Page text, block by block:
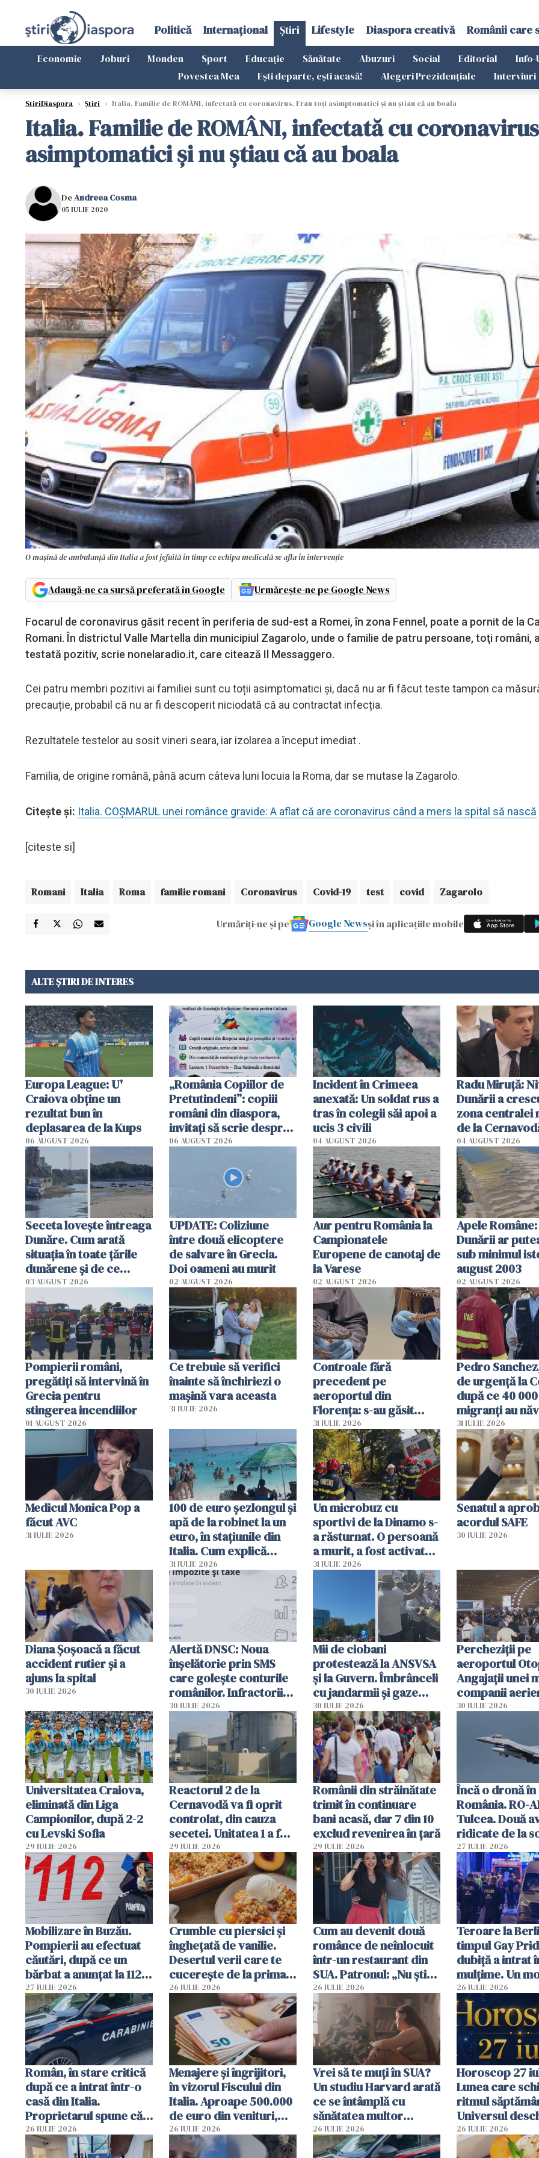
Politică Internațional Știri Lifestyle Diaspora creativă Românii care
Economie Joburi Monden Sport Educație Sănătate Abuzuri Social Editorial Info-
Povestea Mea
Ești departe, ești acasă! Alegeri Prezidențiale Interviuri
StiriDiaspora › Știri › Italia. Familie de ROMÂNI, infectată cu coronavirus. Erau toţi asimptomatici şi nu ştiau că au boala
Italia. Familie de ROMÂNI, infectată cu
asimptomatici şi nu ştiau că au boala
DeAndreea Cosma
05 IULIE 2020
O mașină de ambulanță din Italia a fost jefuită în timp ce echipa medicală se afla în intervenție
Adaugă-ne ca sursă preferată în Google Urmărește-ne pe Google News
Focarul de coronavirus găsit recent în periferia de sud-est a Romei, în zona Fennel, poate a pornit de la
Romani. În districtul Valle Martella din municipiul Zagarolo, unde o familie de patru persoane, toţi români,
testată pozitiv, scrie nonelaradio.it, care citează Il Messaggero.
Cei patru membri pozitivi ai familiei sunt cu toții asimptomatici și, dacă nu ar fi făcut teste tampon ca
precauție, probabil că nu ar fi descoperit niciodată că au contractat infecția.
Rezultatele testelor au sosit vineri seara, iar izolarea a început imediat .
Familia, de origine română, până acum câteva luni locuia la Roma, dar se mutase la Zagarolo.
Citeşte şi: Italia. COŞMARUL unei românce gravide: A aflat că are coronavirus când a mers la spital să nască
[citeste si]
Romani Italia Roma familie romani Coronavirus Covid-19 test covid Zagarolo
Urmăriți-ne și pe Google Newsși în aplicațiile mobile
ALTE ȘTIRI DE INTERES
Europa League: U'
Craiova obține un
rezultat bun în
deplasarea de la Kups
06 AUGUST 2026
„România Copiilor de
Pretutindeni”: copiii
români din diaspora,
invitați să scrie despre
România într-un volum
06 AUGUST 2026
Incident în Crimeea
anexată: Un soldat rus a
tras în colegii săi apoi a
ucis 3 civili
04 AUGUST 2026
Radu Miruţă:
Dunării a
zona centralei
de la
cm faţă de
04 AUGUST 2026
Seceta lovește întreaga
Dunăre. Cum arată
situația în toate țările
dunărene și de ce
România resimte
efectele, deși a plouat
în iulie
03 AUGUST 2026
UPDATE: Coliziune
între două elicoptere
de salvare în Grecia.
Doi oameni au murit
02 AUGUST 2026
Aur pentru România la
Campionatele
Europene de canotaj de
la Varese
02 AUGUST 2026
Apele
Dunării ar
sub minimul
august 2003
02 AUGUST 2026
Pompierii români,
pregătiţi să intervină în
Grecia pentru
stingerea incendiilor
01 AUGUST 2026
Ce trebuie să verifici
înainte să închiriezi o
mașină vara aceasta
31 IULIE 2026
Controale fără
precedent pe
aeroportul din
Florența: s-au găsit
capete de aligator și o
sumă imensă de bani
31 IULIE 2026
Pedro
de urgență la
după ce 40
migranți au
teritoriul
mobiliza toate
resursele"
31 IULIE 2026
Medicul Monica Pop a
făcut AVC
31 IULIE 2026
100 de euro șezlongul și
apă de la robinet la un
euro, în stațiunile din
Italia. Cum explică
autoritățile
31 IULIE 2026
Un microbuz cu
sportivi de la Dinamo s-
a răsturnat. O persoană
a murit, a fost activat
planul roșu de
31 IULIE 2026
Senatul a
acordul SAFE
30 IULIE 2026
Diana Șoșoacă a făcut
accident rutier și a
ajuns la spital
30 IULIE 2026
Alertă DNSC: Noua
înșelătorie prin SMS
care golește conturile
românilor. Infractorii
folosesc numele
Ghișeul.ro și al Poliției
Române
30 IULIE 2026
Mii de ciobani
protestează la ANSVSA
și la Guvern. Îmbrânceli
cu jandarmii și gaze
lacrimogene
30 IULIE 2026
Percheziții pe
aeroportul
Angajații unei
companii
parfumuri,
vânzării
30 IULIE 2026
Universitatea Craiova,
eliminată din Liga
Campionilor, după 2-2
cu Levski Sofia
29 IULIE 2026
Reactorul 2 de la
Cernavodă va fi oprit
controlat, din cauza
secetei. Unitatea 1 a fost
deja oprită
29 IULIE 2026
Românii din străinătate
trimit în continuare
bani acasă, dar 7 din 10
exclud revenirea în țară
29 IULIE 2026
Încă o dronă în
România. RO-
Tulcea. Două
ridicate de la
27 IULIE 2026
Mobilizare în Buzău.
Pompierii au efectuat
căutări, după ce un
bărbat a anunțat la 112
că a văzut un obiect
luminos
27 IULIE 2026
Crumble cu piersici și
înghețată de vanilie.
Desertul verii care te
cucerește de la prima
lingură
26 IULIE 2026
Cum au devenit două
românce de neînlocuit
într-un restaurant din
SUA. Patronul: „Nu știu
ce o să mă fac fără voi”
26 IULIE 2026
Teroare la
timpul Gay
dubiță a intrat
mulțime. Un
răniți
26 IULIE 2026
Român, în stare critică
după ce a intrat într-o
casă din Italia.
Proprietarul spune că
s-a apărat cu un cuțit
26 IULIE 2026
Menajere și îngrijitori,
în vizorul Fiscului din
Italia. Aproape 500.000
de euro din venituri,
ascunși de autorități
26 IULIE 2026
Vrei să te muți în SUA?
Un studiu Harvard arată
ce se întâmplă cu
sănătatea multor
imigranți
26 IULIE 2026
Horoscop 27
Lunea care
ritmul
Universul
neașteptate
unele zodii
26 IULIE 2026